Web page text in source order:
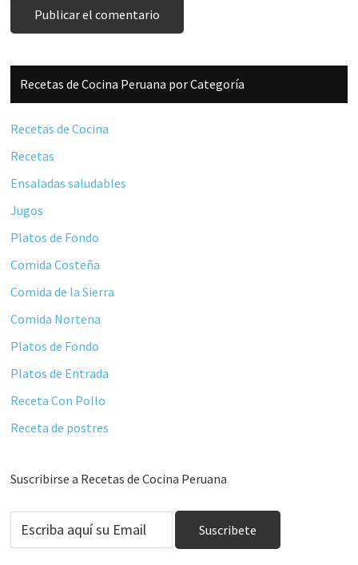
Barra
lateral
principal
Recetas de Cocina Peruana por Categoría
Recetas de Cocina
Recetas
Ensaladas saludables
Jugos
Platos de Fondo
Comida Costeña
Comida de la Sierra
Comida Nortena
Platos de Fondo
Platos de Entrada
Receta Con Pollo
Receta de postres
Suscribirse a Recetas de Cocina Peruana